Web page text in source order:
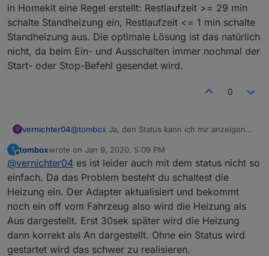
in Homekit eine Regel erstellt: Restlaufzeit >= 29 min
schalte Standheizung ein, Restlaufzeit <= 1 min schalte
Standheizung aus. Die optimale Lösung ist das natürlich
nicht, da beim Ein- und Ausschalten immer nochmal der
Start- oder Stop-Befehl gesendet wird.
0
V vernichter04@tombox
Standheizungsschalter habe ich dagegen als
Switch an Homekit übergeben. Daher dachte ich,
man könnte es möglich machen, dass über den
Status der Schalter geschaltet wird, was sinnvoll
ist, wenn man über Fernbedienung startet.
Momentan habe ich es so gelöst. Ich frage
minütlich die Restlaufzeit ab und übertrage die
Restlaufzeit und habe in Homekit eine Regel
erstellt: Restlaufzeit >= 29 min schalte
Standheizung ein, Restlaufzeit <= 1 min schalte
Standheizung aus. Die optimale Lösung ist das
natürlich nicht, da beim Ein- und Ausschalten
immer nochmal der Start- oder Stop-Befehl
gesendet wird.
T
Offline
tomboxwrote on Jan 9, 2020, 5:09 PM
last edited by
@vernichter04 es ist leider auch mit dem status nicht so
einfach. Da das Problem besteht du schaltest die
Heizung ein. Der Adapter aktualisiert und bekommt
noch ein off vom Fahrzeug also wird die Heizung als
Aus dargestellt. Erst 30sek später wird die Heizung
dann korrekt als An dargestellt. Ohne ein Status wird
gestartet wird das schwer zu realisieren.